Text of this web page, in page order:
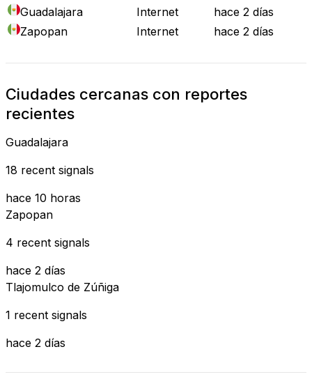
Guadalajara
Internet
hace 2 días
Zapopan
Internet hace 2 días
Ciudades cercanas con reportes
recientes
Guadalajara
18 recent signals
hace 10 horas
Zapopan
4 recent signals
hace 2 días
Tlajomulco de Zúñiga
1 recent signals
hace 2 días